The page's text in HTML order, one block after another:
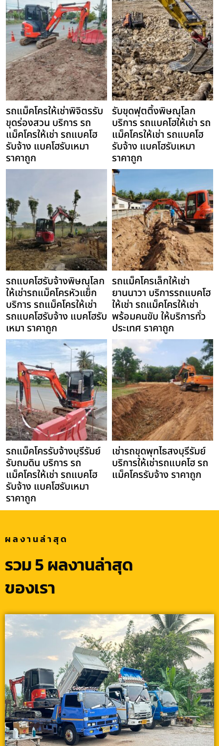
รถแม็คโครให้เช่าพิจิตรรับ
ขุดร่องสวน บริการ รถ
แม็คโครให้เช่า รถแบคโฮ
รับจ้าง แบคโฮรับเหมา
ราคาถูก
รับขุดฟุตติ้งพิษณุโลก
บริการ รถแบคโฮให้เช่า รถ
แม็คโครให้เช่า รถแบคโฮ
รับจ้าง แบคโฮรับเหมา
ราคาถูก
รถแบคโฮรับจ้างพิษณุโลก
ให้เช่ารถแม็คโครหัวแย็ก
บริการ รถแม็คโครให้เช่า
รถแบคโฮรับจ้าง แบคโฮรับ
เหมา ราคาถูก
รถแม็คโครเล็กให้เช่า
ยานนาวา บริการรถแบคโฮ
ให้เช่า รถแม็คโครให้เช่า
พร้อมคนขับ ให้บริการทั่ว
ประเทศ ราคาถูก
รถแม็คโครรับจ้างบุรีรัมย์
รับถมดิน บริการ รถ
แม็คโครให้เช่า รถแบคโฮ
รับจ้าง แบคโฮรับเหมา
ราคาถูก
เช่ารถขุดพุทไธสงบุรีรัมย์
บริการให้เช่ารถแบคโฮ รถ
แม็คโครรับจ้าง ราคาถูก
ผลงานล่าสุด
รวม 5 ผลงานล่าสุด
ของเรา